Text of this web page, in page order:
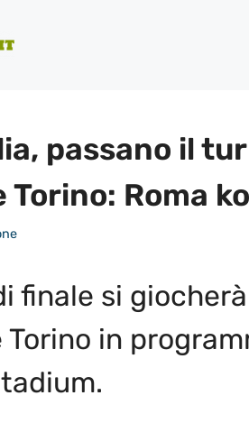
passano il
Torino: Roma
finale si
in